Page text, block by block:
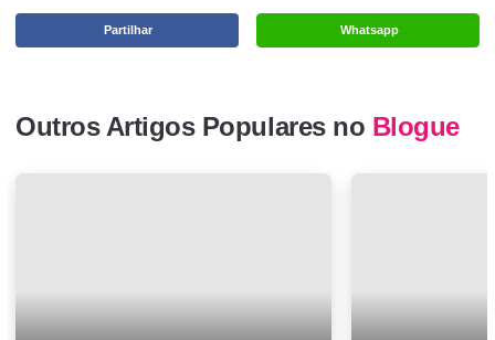
Whatsapp
Partilhar
Outros Artigos Populares no Blogue